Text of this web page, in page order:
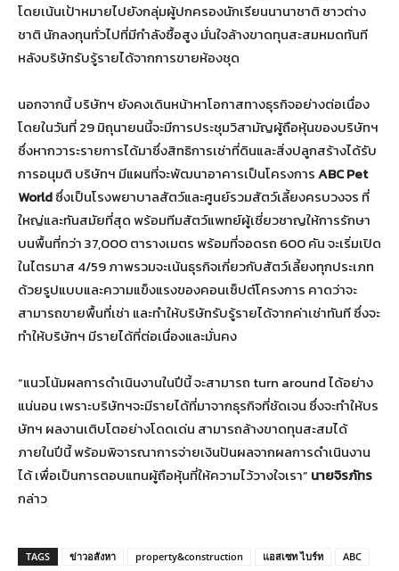
โดยเน้นเป้าหมายไปยังกลุ่มผู้ปกครองนักเรียนนานาชาติ ชาวต่าง
ชาติ นักลงทุนทั่วไปที่มีกำลังซื้อสูง มั่นใจล้างขาดทุนสะสมหมดทันที
หลังบริษัทรับรู้รายได้จากการขายห้องชุด
นอกจากนี้ บริษัทฯ ยังคงเดินหน้าหาโอกาสทางธุรกิจอย่างต่อเนื่อง
โดยในวันที่ 29 มิถุนายนนี้จะมีการประชุมวิสามัญผู้ถือหุ้นของบริษัทฯ
ซึ่งหากวาระรายการได้มาซึ่งสิทธิการเช่าที่ดินและสิ่งปลูกสร้างได้รับ
การอนุมติ บริษัทฯ มีแผนที่จะพัฒนาอาคารเป็นโครงการABC Pet
Worldซึ่งเป็นโรงพยาบาลสัตว์และศูนย์รวมสัตว์เลี้ยงครบวงจร ที่
ใหญ่และทันสมัยที่สุด พร้อมทีมสัตว์แพทย์ผู้เชี่ยวชาญให้การรักษา
บนพื้นที่กว่า 37,000 ตารางเมตร พร้อมที่จอดรถ 600 คัน จะเริ่มเปิด
ในไตรมาส 4/59 ภาพรวมจะเน้นธุรกิจเกี่ยวกับสัตว์เลี้ยงทุกประเภท
ด้วยรูปแบบและความแข็งแรงของคอนเซ็ปต์โครงการ คาดว่าจะ
สามารถขายพื้นที่เช่า และทำให้บริษัทรับรู้รายได้จากค่าเช่าทันที ซึ่งจะ
ทำให้บริษัทฯ มีรายได้ที่ต่อเนื่องและมั่นคง
“แนวโน้มผลการดำเนินงานในปีนี้ จะสามารถ turn around ได้อย่าง
แน่นอน เพราะบริษัทฯจะมีรายได้ที่มาจากธุรกิจที่ชัดเจน ซึ่งจะทำให้บร
ษัทฯ ผลงานเติบโตอย่างโดดเด่น สามารถล้างขาดทุนสะสมได้
ภายในปีนี้ พร้อมพิจารณาการจ่ายเงินปันผลจากผลการดำเนินงาน
ได้ เพื่อเป็นการตอบแทนผู้ถือหุ้นที่ให้ความไว้วางใจเรา” นายจิรภัทร
กล่าว
TAGS ข่าวอสังหา property&construction แอสเซท ไบร์ท ABC